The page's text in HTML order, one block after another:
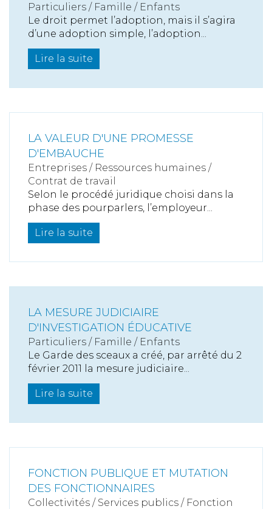
Particuliers / Famille / Enfants
Le droit permet l’adoption, mais il s’agira
d’une adoption simple, l’adoption...
Lire la suite
LA VALEUR D'UNE PROMESSE
D'EMBAUCHE
Entreprises / Ressources humaines /
Contrat de travail
Selon le procédé juridique choisi dans la
phase des pourparlers, l’employeur...
Lire la suite
LA MESURE JUDICIAIRE
D'INVESTIGATION ÉDUCATIVE
Particuliers / Famille / Enfants
Le Garde des sceaux a créé, par arrêté du 2
février 2011 la mesure judiciaire...
Lire la suite
FONCTION PUBLIQUE ET MUTATION
DES FONCTIONNAIRES
Collectivités / Services publics / Fonction